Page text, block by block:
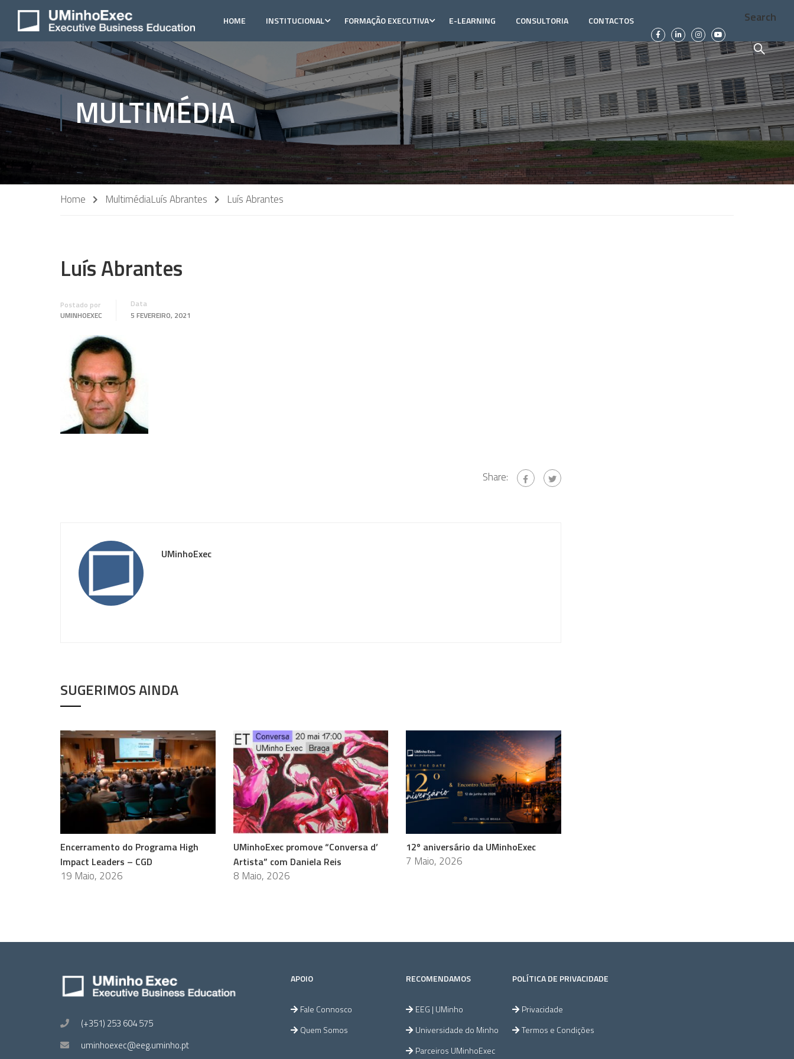
HOME INSTITUCIONAL FORMAÇÃO EXECUTIVA E-LEARNING CONSULTORIA CONTACTOS Search
MULTIMÉDIA
Home MultimédiaLuís Abrantes Luís Abrantes
Luís Abrantes
Postado por
UMINHOEXEC
Data
5 FEVEREIRO, 2021
Share:
UMinhoExec
SUGERIMOS AINDA
Encerramento do Programa High
Impact Leaders – CGD
19 Maio, 2026
UMinhoExec promove “Conversa d’
Artista” com Daniela Reis
8 Maio, 2026
12º aniversário da UMinhoExec
7 Maio, 2026
(+351) 253 604 575
uminhoexec@eeg.uminho.pt
APOIO
Fale Connosco
Quem Somos
RECOMENDAMOS
EEG | UMinho
Universidade do Minho
Parceiros UMinhoExec
POLÍTICA DE PRIVACIDADE
Privacidade
Termos e Condições